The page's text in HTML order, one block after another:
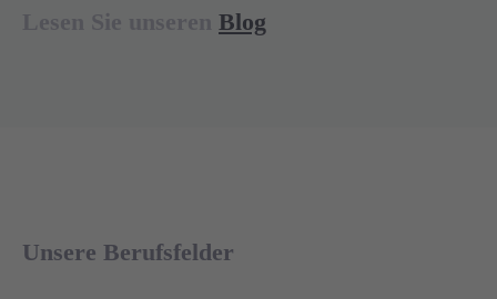
Blog
Unsere Berufsfelder